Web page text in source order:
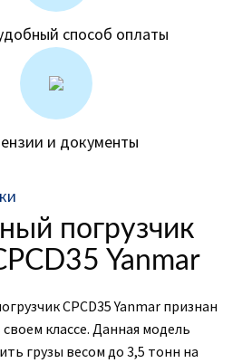
способ оплаты
и документы
погрузчик
Yanmar
CPCD35 Yanmar признан
классе. Данная модель
грузы весом до 3,5 тонн на